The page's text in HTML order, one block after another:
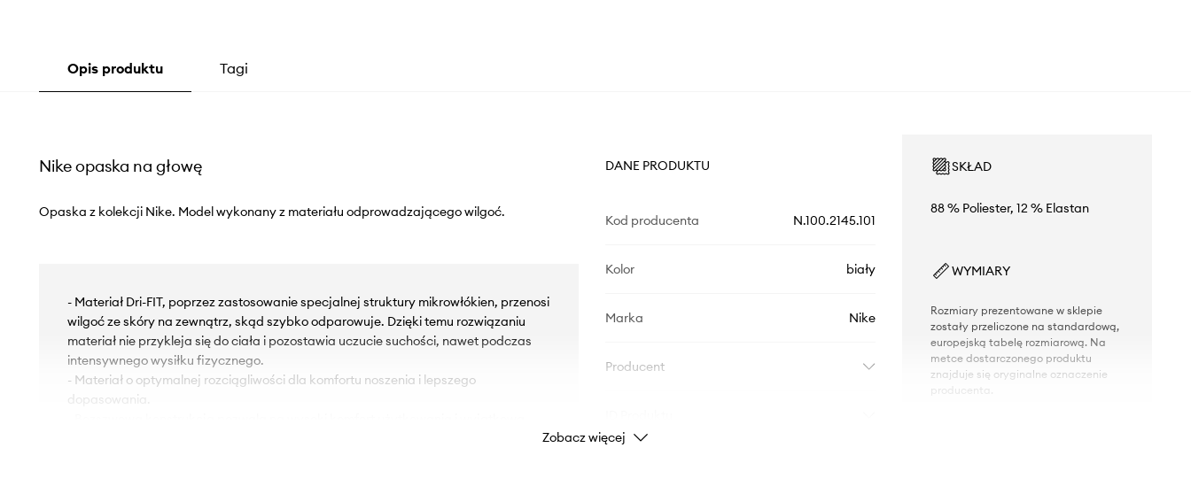
Opis produktu Tagi
Nike opaska na głowę
Opaska z kolekcji Nike. Model wykonany z materiału odprowadzającego wilgoć.
- Materiał Dri-FIT, poprzez zastosowanie specjalnej struktury mikrowłókien, przenosi
wilgoć ze skóry na zewnątrz, skąd szybko odparowuje. Dzięki temu rozwiązaniu
materiał nie przykleja się do ciała i pozostawia uczucie suchości, nawet podczas
intensywnego wysiłku fizycznego.
- Materiał o optymalnej rozciągliwości dla komfortu noszenia i lepszego
dopasowania.
DANE PRODUKTU
Kod producenta N.100.2145.101
Kolor biały
Marka Nike
Producent
SKŁAD
88 % Poliester, 12 % Elastan
WYMIARY
Rozmiary prezentowane w sklepie
zostały przeliczone na standardową,
europejską tabelę rozmiarową. Na
metce dostarczonego produktu
znajduje się oryginalne oznaczenie
producenta.
Zobacz więcej